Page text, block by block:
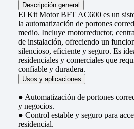
Descripción general
El Kit Motor BFT AC600 es un
la automatización de portones
medio. Incluye motorreductor,
de instalación, ofreciendo un
silencioso, eficiente y seguro. Es
residenciales y comerciales que
confiable y duradera.
Usos y aplicaciones
● Automatización de portones
y negocios.
● Control estable y seguro para
residencial.